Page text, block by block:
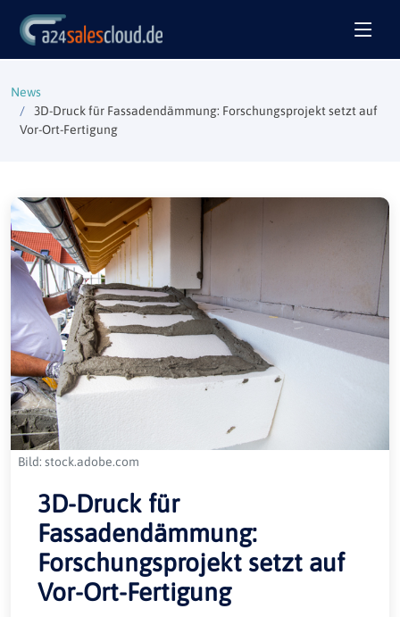
News
3D-Druck für Fassadendämmung: Forschungsprojekt setzt auf
Vor-Ort-Fertigung
Bild: stock.adobe.com
3D-Druck für
Fassadendämmung:
Forschungsprojekt setzt auf
Vor-Ort-Fertigung